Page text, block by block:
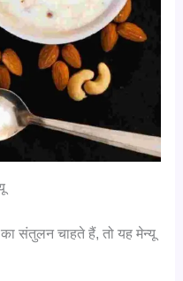
संतुलन चाहते हैं, तो यह मेन्यू